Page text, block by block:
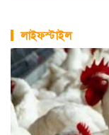
লাইফস্টাইল